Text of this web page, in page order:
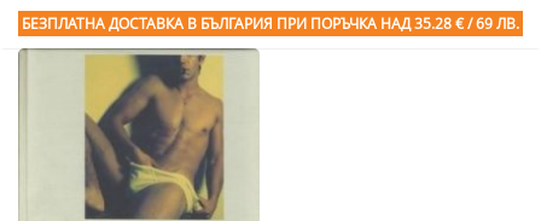
БЕЗПЛАТНА ДОСТАВКА В БЪЛГАРИЯ ПРИ ПОРЪЧКА НАД 35.28 € / 69 ЛВ.